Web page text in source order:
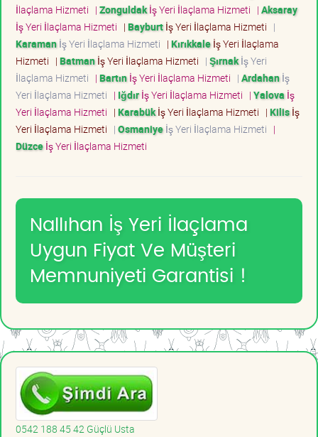
İlaçlama Hizmeti | Zonguldakİş Yeri İlaçlama Hizmeti | Aksaray
İş Yeri İlaçlama Hizmeti | Bayburtİş Yeri İlaçlama Hizmeti |
Karamanİş Yeri İlaçlama Hizmeti | Kırıkkaleİş Yeri İlaçlama
Hizmeti | Batmanİş Yeri İlaçlama Hizmeti | Şırnakİş Yeri
İlaçlama Hizmeti | Bartınİş Yeri İlaçlama Hizmeti | Ardahanİş
Yeri İlaçlama Hizmeti | Iğdırİş Yeri İlaçlama Hizmeti | Yalova İş
Yeri İlaçlama Hizmeti | Karabükİş Yeri İlaçlama Hizmeti | Kilisİş
Yeri İlaçlama Hizmeti | Osmaniyeİş Yeri İlaçlama Hizmeti |
Düzceİş Yeri İlaçlama Hizmeti
Nallıhan İş Yeri İlaçlama
Uygun Fiyat Ve Müşteri
Memnuniyeti Garantisi !
0542 188 45 42 Güçlü Usta